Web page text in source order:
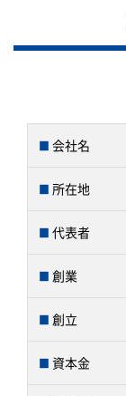
会社名
所在地
代表者
創業
創立
資本金